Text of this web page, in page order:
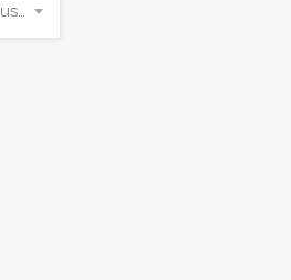
Du plus récent au plus ancien